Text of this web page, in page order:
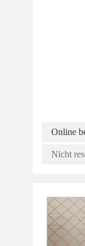
Online
Nicht